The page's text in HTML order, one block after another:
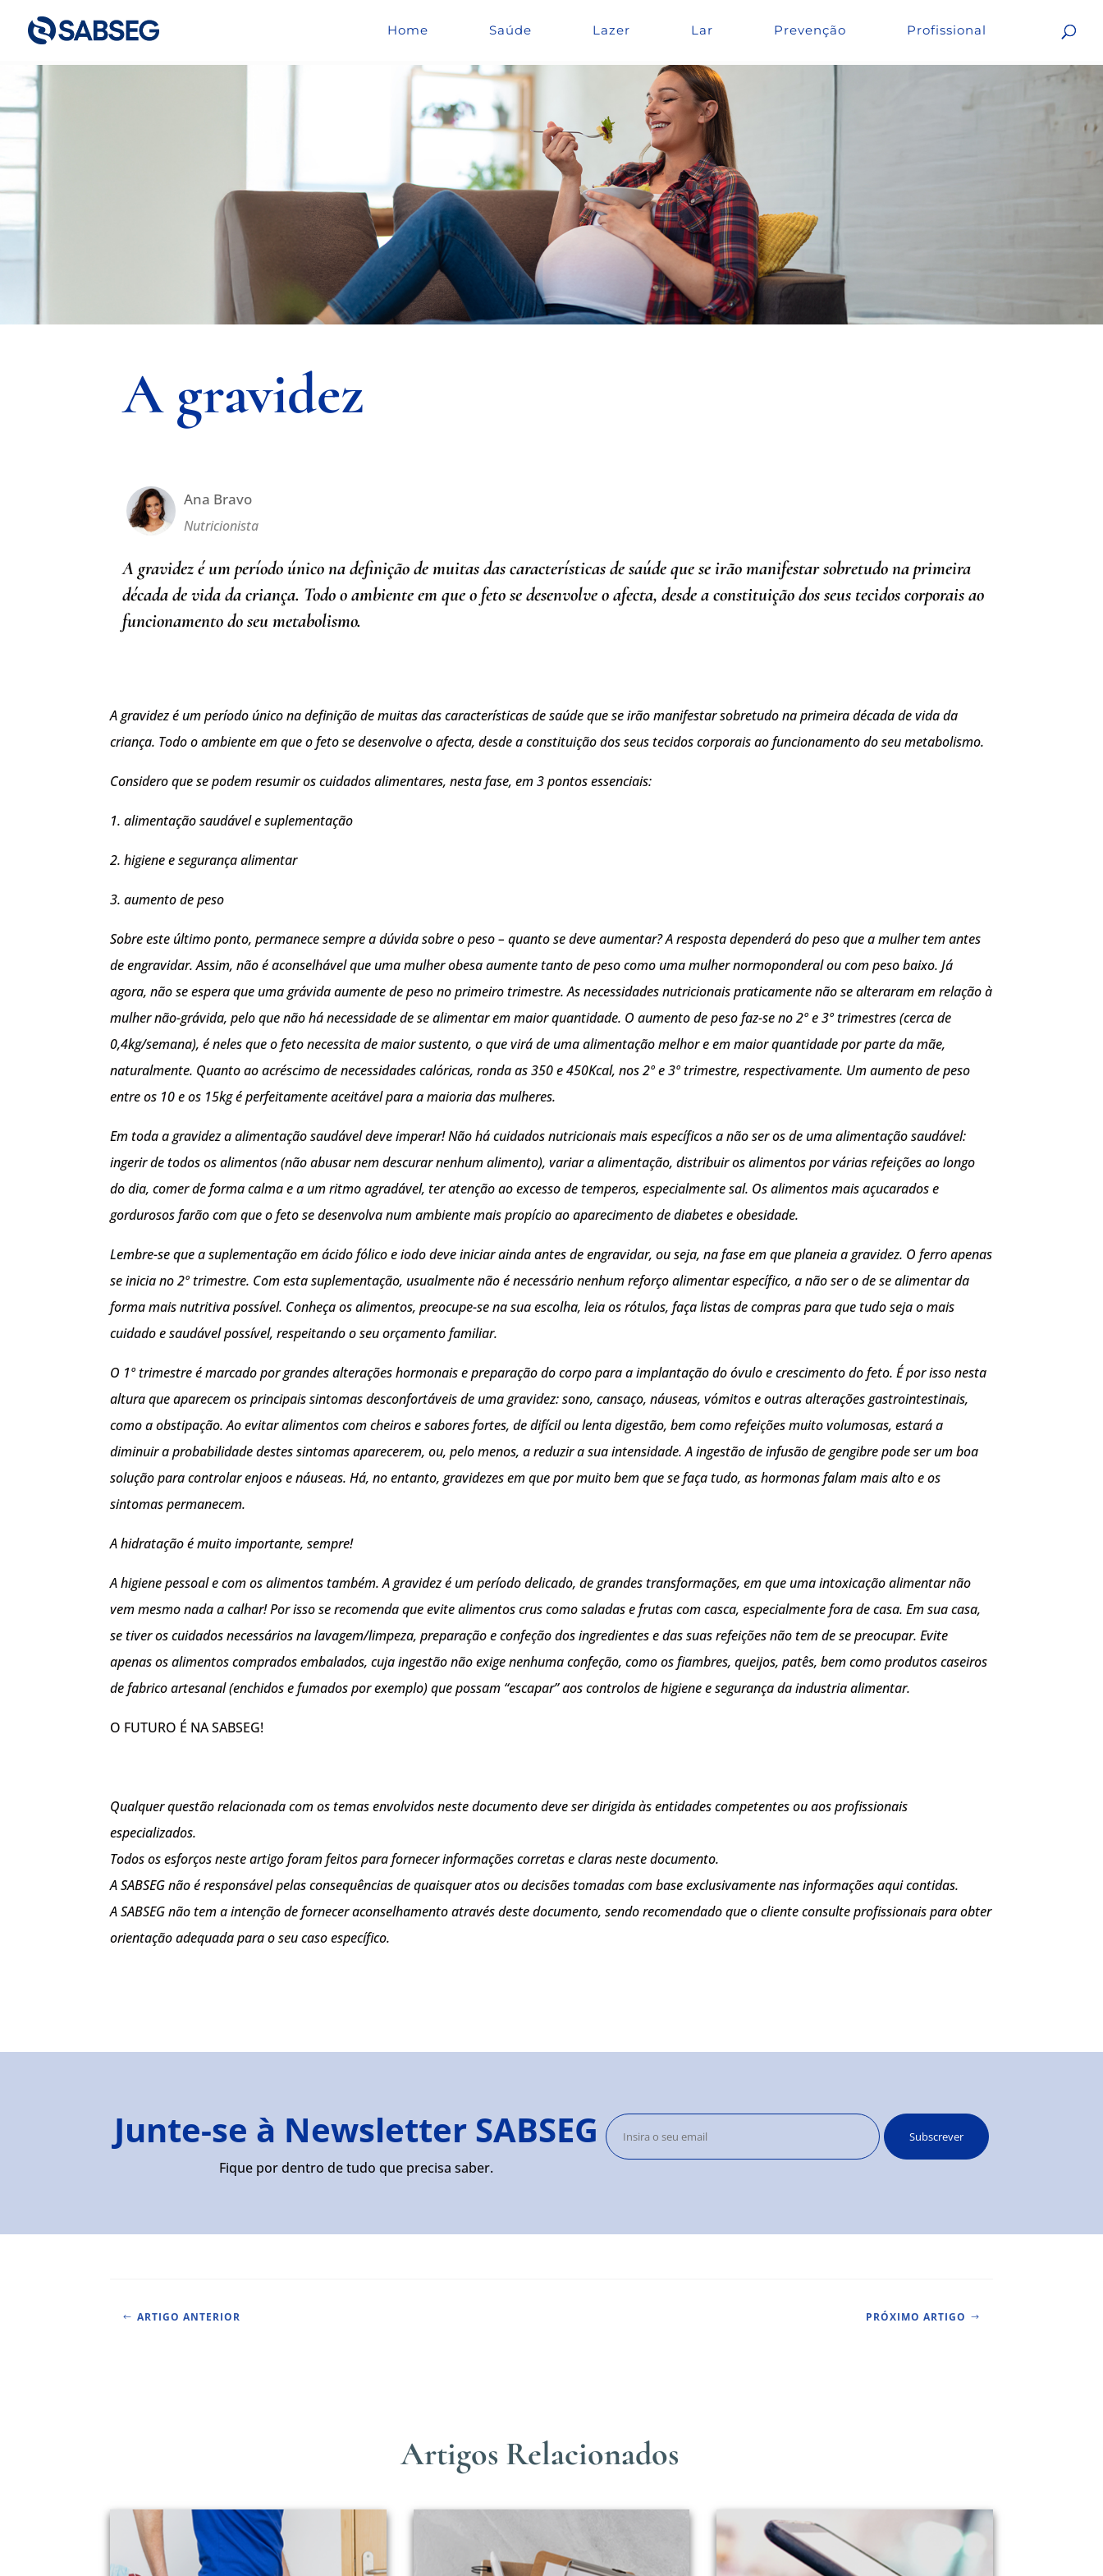
Home Saúde Lazer Lar Prevenção Profissional
A gravidez
Ana Bravo
Nutricionista
A gravidez é um período único na definição de muitas das características de saúde que se irão manifestar sobretudo na primeira
década de vida da criança. Todo o ambiente em que o feto se desenvolve o afecta, desde a constituição dos seus tecidos corporais ao
funcionamento do seu metabolismo.
A gravidez é um período único na definição de muitas das características de saúde que se irão manifestar sobretudo na primeira década de vida da
criança. Todo o ambiente em que o feto se desenvolve o afecta, desde a constituição dos seus tecidos corporais ao funcionamento do seu metabolismo.
Considero que se podem resumir os cuidados alimentares, nesta fase, em 3 pontos essenciais:
1. alimentação saudável e suplementação
2. higiene e segurança alimentar
3. aumento de peso
Sobre este último ponto, permanece sempre a dúvida sobre o peso – quanto se deve aumentar? A resposta dependerá do peso que a mulher tem antes
de engravidar. Assim, não é aconselhável que uma mulher obesa aumente tanto de peso como uma mulher normoponderal ou com peso baixo. Já
agora, não se espera que uma grávida aumente de peso no primeiro trimestre. As necessidades nutricionais praticamente não se alteraram em relação à
mulher não-grávida, pelo que não há necessidade de se alimentar em maior quantidade. O aumento de peso faz-se no 2º e 3º trimestres (cerca de
0,4kg/semana), é neles que o feto necessita de maior sustento, o que virá de uma alimentação melhor e em maior quantidade por parte da mãe,
naturalmente. Quanto ao acréscimo de necessidades calóricas, ronda as 350 e 450Kcal, nos 2º e 3º trimestre, respectivamente. Um aumento de peso
entre os 10 e os 15kg é perfeitamente aceitável para a maioria das mulheres.
Em toda a gravidez a alimentação saudável deve imperar! Não há cuidados nutricionais mais específicos a não ser os de uma alimentação saudável:
ingerir de todos os alimentos (não abusar nem descurar nenhum alimento), variar a alimentação, distribuir os alimentos por várias refeições ao longo
do dia, comer de forma calma e a um ritmo agradável, ter atenção ao excesso de temperos, especialmente sal. Os alimentos mais açucarados e
gordurosos farão com que o feto se desenvolva num ambiente mais propício ao aparecimento de diabetes e obesidade.
Lembre-se que a suplementação em ácido fólico e iodo deve iniciar ainda antes de engravidar, ou seja, na fase em que planeia a gravidez. O ferro apenas
se inicia no 2º trimestre. Com esta suplementação, usualmente não é necessário nenhum reforço alimentar específico, a não ser o de se alimentar da
forma mais nutritiva possível. Conheça os alimentos, preocupe-se na sua escolha, leia os rótulos, faça listas de compras para que tudo seja o mais
cuidado e saudável possível, respeitando o seu orçamento familiar.
O 1º trimestre é marcado por grandes alterações hormonais e preparação do corpo para a implantação do óvulo e crescimento do feto. É por isso nesta
altura que aparecem os principais sintomas desconfortáveis de uma gravidez: sono, cansaço, náuseas, vómitos e outras alterações gastrointestinais,
como a obstipação. Ao evitar alimentos com cheiros e sabores fortes, de difícil ou lenta digestão, bem como refeições muito volumosas, estará a
diminuir a probabilidade destes sintomas aparecerem, ou, pelo menos, a reduzir a sua intensidade. A ingestão de infusão de gengibre pode ser um boa
solução para controlar enjoos e náuseas. Há, no entanto, gravidezes em que por muito bem que se faça tudo, as hormonas falam mais alto e os
sintomas permanecem.
A hidratação é muito importante, sempre!
A higiene pessoal e com os alimentos também. A gravidez é um período delicado, de grandes transformações, em que uma intoxicação alimentar não
vem mesmo nada a calhar! Por isso se recomenda que evite alimentos crus como saladas e frutas com casca, especialmente fora de casa. Em sua casa,
se tiver os cuidados necessários na lavagem/limpeza, preparação e confeção dos ingredientes e das suas refeições não tem de se preocupar. Evite
apenas os alimentos comprados embalados, cuja ingestão não exige nenhuma confeção, como os fiambres, queijos, patês, bem como produtos caseiros
de fabrico artesanal (enchidos e fumados por exemplo) que possam “escapar” aos controlos de higiene e segurança da industria alimentar.
O FUTURO É NA SABSEG!
Qualquer questão relacionada com os temas envolvidos neste documento deve ser dirigida às entidades competentes ou aos profissionais
especializados.
Todos os esforços neste artigo foram feitos para fornecer informações corretas e claras neste documento.
A SABSEG não é responsável pelas consequências de quaisquer atos ou decisões tomadas com base exclusivamente nas informações aqui contidas.
A SABSEG não tem a intenção de fornecer aconselhamento através deste documento, sendo recomendado que o cliente consulte profissionais para obter
orientação adequada para o seu caso específico.
Junte-se à Newsletter SABSEG
Fique por dentro de tudo que precisa saber.
# ARTIGO ANTERIOR PRÓXIMO ARTIGO $
Artigos Relacionados